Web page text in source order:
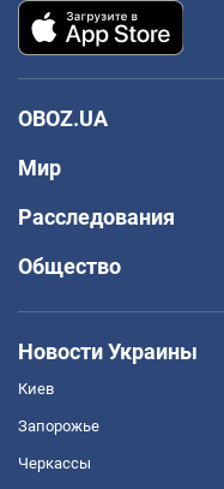
OBOZ.UA
Мир
Расследования
Общество
Новости Украины
Киев
Запорожье
Черкассы